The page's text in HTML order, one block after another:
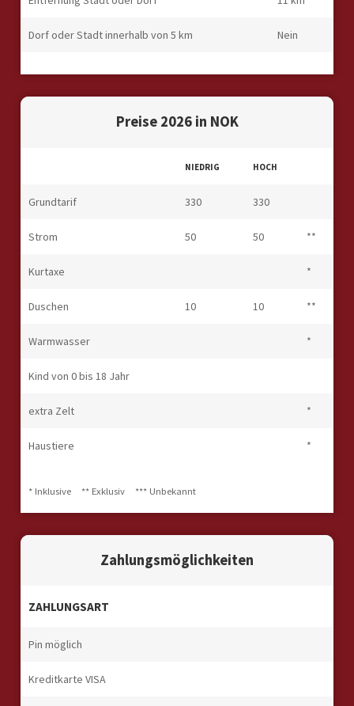
Dorf oder Stadt innerhalb von 5 km Nein
Preise 2026 in NOK
NIEDRIG HOCH
Grundtarif 330 330
Strom 50 50 **
Kurtaxe *
Duschen 10 10 **
Warmwasser *
Kind von 0 bis 18 Jahr
extra Zelt *
Haustiere *
* Inklusive ** Exklusiv *** Unbekannt
Zahlungsmöglichkeiten
ZAHLUNGSART
Pin möglich
Kreditkarte VISA